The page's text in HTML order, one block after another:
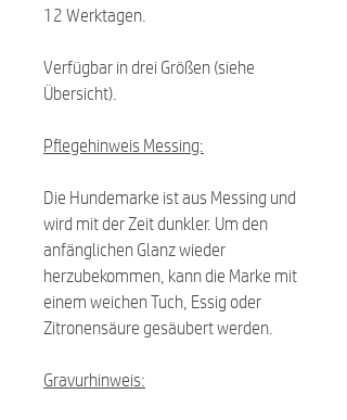
12 Werktagen.
Verfügbar in drei Größen (siehe
Übersicht).
Pflegehinweis Messing:
Die Hundemarke ist aus Messing und
wird mit der Zeit dunkler. Um den
anfänglichen Glanz wieder
herzubekommen, kann die Marke mit
einem weichen Tuch, Essig oder
Zitronensäure gesäubert werden.
Gravurhinweis: